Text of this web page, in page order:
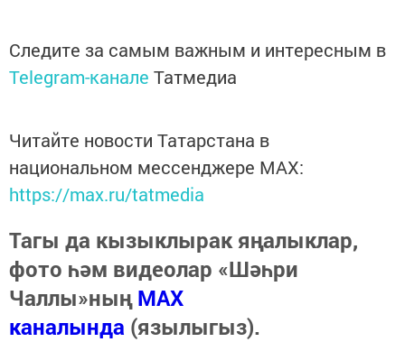
Следите за самым важным и интересным в
Telegram-канале Татмедиа
Читайте новости Татарстана в
национальном мессенджере MАХ:
https://max.ru/tatmedia
Тагы да кызыклырак яңалыклар,
фото һәм видеолар «Шәһри
Чаллы»ныңMAX
каналында (язылыгыз).